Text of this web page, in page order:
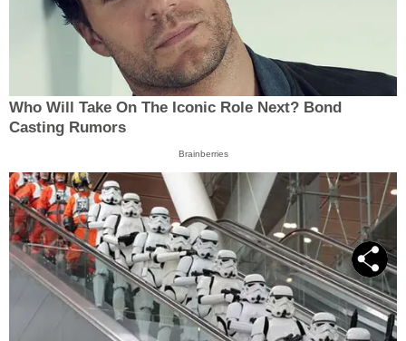
Who Will Take On The Iconic Role Next? Bond
Casting Rumors
Brainberries